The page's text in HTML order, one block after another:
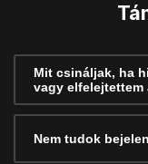
Mit csináljak, ha
vagy elfelejtettem
Nem tudok